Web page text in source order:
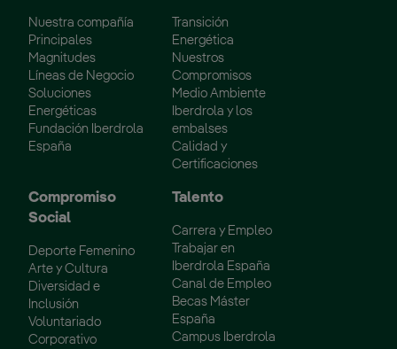
Nuestra compañía
Principales
Magnitudes
Líneas de Negocio
Soluciones
Energéticas
Fundación Iberdrola
España
Transición
Energética
Nuestros
Compromisos
Medio Ambiente
Iberdrola y los
embalses
Calidad y
Certificaciones
Compromiso
Social
Deporte Femenino
Arte y Cultura
Diversidad e
Inclusión
Voluntariado
Corporativo
Talento
Carrera y Empleo
Trabajar en
Iberdrola España
Canal de Empleo
Becas Máster
España
Campus Iberdrola